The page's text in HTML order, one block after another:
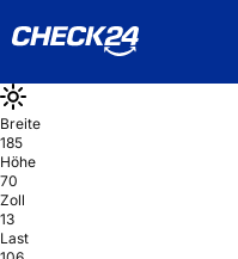
Breite
185
Höhe
70
Zoll
13
Last